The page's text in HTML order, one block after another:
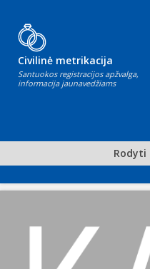
Civilinė metrikacija
Santuokos registracijos apžvalga,
informacija jaunavedžiams
Rodyti